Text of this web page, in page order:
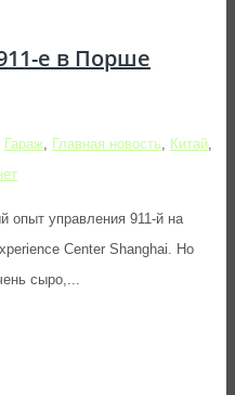
е в Порше
Гараж Главная новость Китай
опыт управления 911-й на
Center Shanghai. Но
сыро,...